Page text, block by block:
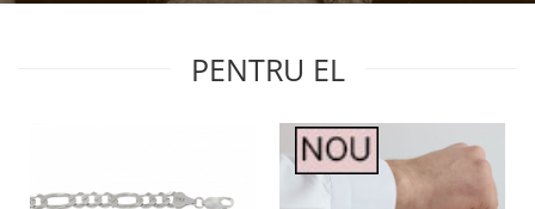
PENTRU EL